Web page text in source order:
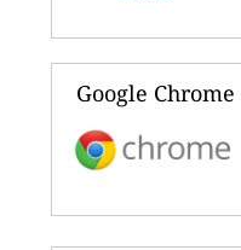
Google Chrome